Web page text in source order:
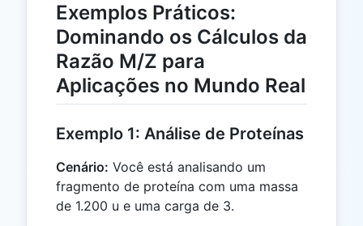
Exemplos Práticos:
Dominando os Cálculos da
Razão M/Z para
Aplicações no Mundo Real
Exemplo 1: Análise de Proteínas
Cenário: Você está analisando um
fragmento de proteína com uma massa
de 1.200 u e uma carga de 3.